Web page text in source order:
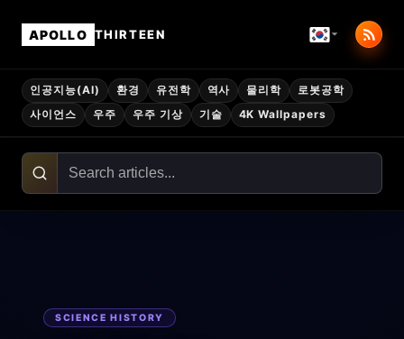
APOLLO THIRTEEN
인공지능(AI) 환경 유전학 역사 물리학
로봇공학
사이언스
우주 우주 기상 기술 4K Wallpapers
SCIENCE HISTORY